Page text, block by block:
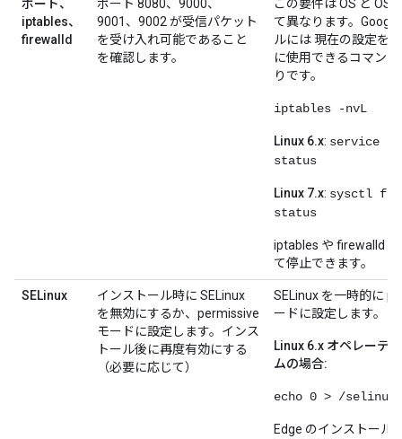
ポート、
iptables、
firewalld
ポート 8080、9000、
9001、9002 が受信パケット
を受け入れ可能であること
を確認します。
この要件は OS と OS
て異なります。
ルには 現在の設定を
に使用できるコマン
りです。
iptables -nvL
Linux 6.x: service
status
Linux 7.x: sysctl
status
iptables や firewalld
て停止できます。
SELinux
インストール時に SELinux
を無効にするか、permissive
モードに設定します。インス
トール後に再度有効にする
（必要に応じて）
SELinux を一時的に
ードに設定します。
Linux 6.x オペレーテ
ムの場合:
echo 0 > /
Edge のインストール